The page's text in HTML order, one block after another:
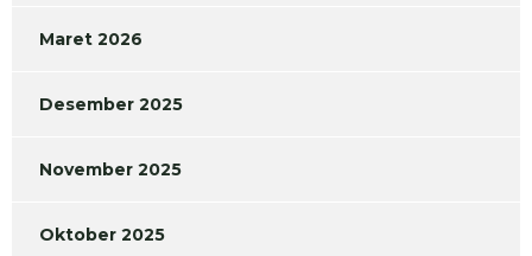
Maret 2026
Desember 2025
November 2025
Oktober 2025